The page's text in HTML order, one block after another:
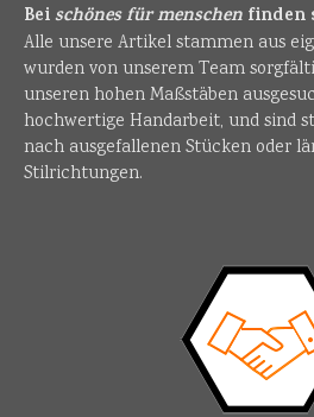
Beischönes für menschen finden
Alle unsere Artikel stammen aus
wurden von unserem Team
unseren hohen Maßstäben
hochwertige Handarbeit, und sind
nach ausgefallenen Stücken oder
Stilrichtungen.